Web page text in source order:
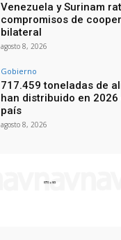
Venezuela y Surinam
compromisos de
bilateral
agosto 8, 2026
Gobierno
717.459 toneladas de
han distribuido en 2026
país
agosto 8, 2026